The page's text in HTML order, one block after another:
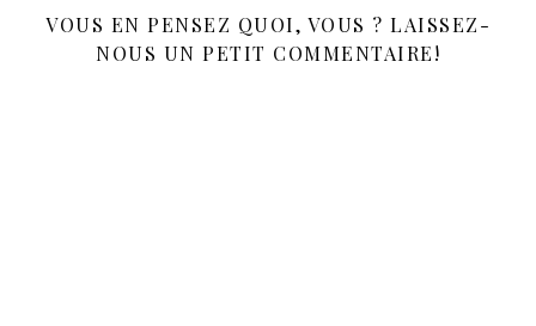
VOUS EN PENSEZ QUOI, VOUS ? LAISSEZ-
NOUS UN PETIT COMMENTAIRE!